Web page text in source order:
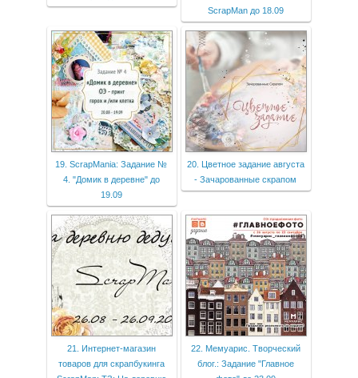
ScrapMan до 18.09
19. ScrapMania: Задание №
4. "Домик в деревне" до
19.09
20. Цветное задание августа
- Зачарованные скрапом
21. Интернет-магазин
товаров для скрапбукинга
22. Мемуарис. Творческий
блог.: Задание "Главное